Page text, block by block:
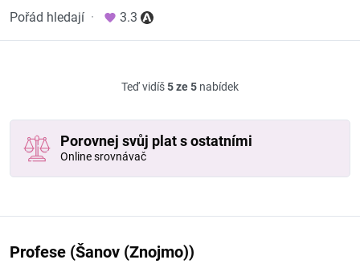
Pořád hledají · 3.3
Teď vidíš5 ze 5 nabídek
Porovnej svůj plat s ostatními
Online srovnávač
Profese (Šanov (Znojmo))